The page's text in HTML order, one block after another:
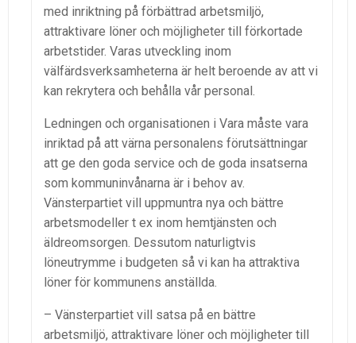
med inriktning på förbättrad arbetsmiljö,
attraktivare löner och möjligheter till förkortade
arbetstider. Varas utveckling inom
välfärdsverksamheterna är helt beroende av att vi
kan rekrytera och behålla vår personal.
Ledningen och organisationen i Vara måste vara
inriktad på att värna personalens förutsättningar
att ge den goda service och de goda insatserna
som kommuninvånarna är i behov av.
Vänsterpartiet vill uppmuntra nya och bättre
arbetsmodeller t ex inom hemtjänsten och
äldreomsorgen. Dessutom naturligtvis
löneutrymme i budgeten så vi kan ha attraktiva
löner för kommunens anställda.
– Vänsterpartiet vill satsa på en bättre
arbetsmiljö, attraktivare löner och möjligheter till